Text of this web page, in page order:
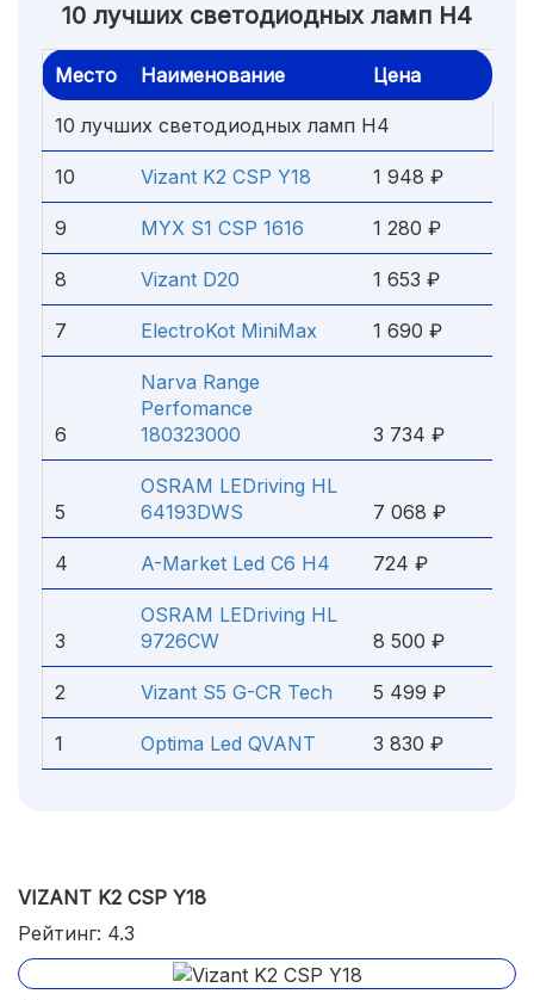
10 лучших светодиодных ламп H4
Место Наименование Цена
10 лучших светодиодных ламп H4
10 Vizant K2 CSP Y18 1 948 ₽
9 MYX S1 CSP 1616 1 280 ₽
8 Vizant D20 1 653 ₽
7 ElectroKot MiniMax 1 690 ₽
6
Narva Range
Perfomance
180323000
3 734 ₽
5
OSRAM LEDriving HL
64193DWS
7 068 ₽
4 A-Market Led C6 H4 724 ₽
3
OSRAM LEDriving HL
9726CW
8 500 ₽
2 Vizant S5 G-CR Tech 5 499 ₽
1 Optima Led QVANT 3 830 ₽
VIZANT K2 CSP Y18
Рейтинг: 4.3